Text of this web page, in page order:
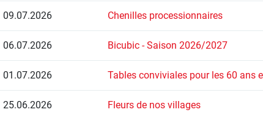
09.07.2026 Chenilles processionnaires
06.07.2026 Bicubic - Saison 2026/2027
01.07.2026 Tables conviviales pour les 60 ans
25.06.2026 Fleurs de nos villages